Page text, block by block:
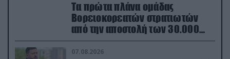
Τα πρώτα πλάνα ομάδας
Βορειοκορεατών στρατιωτών
από την αποστολή των 30.000
που έφτασαν στη Ρωσία (βίντεο)
07.08.2026